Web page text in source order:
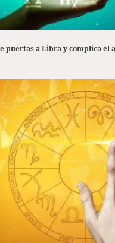
puertas a Libra y complica el